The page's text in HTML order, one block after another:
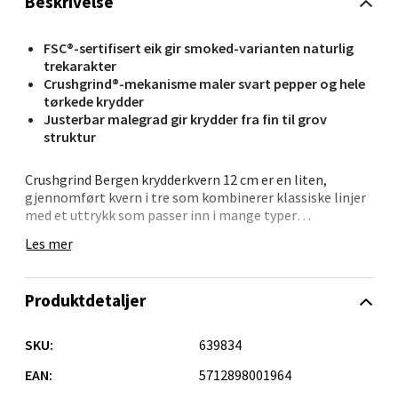
FSC®-sertifisert eik gir smoked-varianten naturlig
trekarakter
Crushgrind®-mekanisme maler svart pepper og hele
tørkede krydder
Justerbar malegrad gir krydder fra fin til grov
struktur
Crushgrind Bergen krydderkvern 12 cm er en liten,
gjennomført kvern i tre som kombinerer klassiske linjer
med et uttrykk som passer inn i mange typer
eik i variantene Natural og Smoked og ask i de øvrige. Den
stekepannen eller justere grovheten etter om du vil ha
grillede grønnsaker. Mekanismen håndterer både salt,
Les mer
Produktdetaljer
SKU:
639834
EAN:
5712898001964
Oppdal - Aunasenteret
Åpent i dag 10-19
0 i butikk
Orkanger - Thon Senter Orkanger
Thon Senter Orkanger, Orkdalsveien 113, 7300